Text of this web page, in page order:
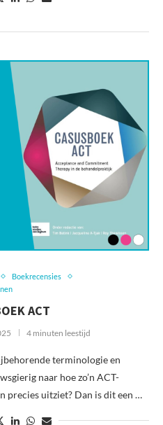
Boekrecensies
ACT
4 minuten leestijd
terminologie en
naar hoe zo’n ACT-
precies uitziet? Dan is dit een …